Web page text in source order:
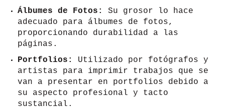
Álbumes de Fotos:
Su grosor lo hace
adecuado para álbumes de fotos,
proporcionando durabilidad a las
páginas.
Portfolios:
Utilizado por fotógrafos y
artistas para imprimir trabajos que se
van a presentar en portfolios debido a
su aspecto profesional y tacto
sustancial.